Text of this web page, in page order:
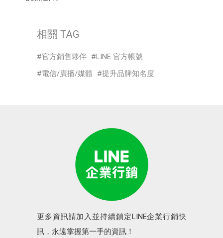
相關 TAG
官方銷售夥伴
LINE 官方帳號
電信/廣播/媒體
提升品牌知名度
更多資訊請加入並持續鎖定LINE企業行銷快
訊，永遠掌握第一手的資訊！